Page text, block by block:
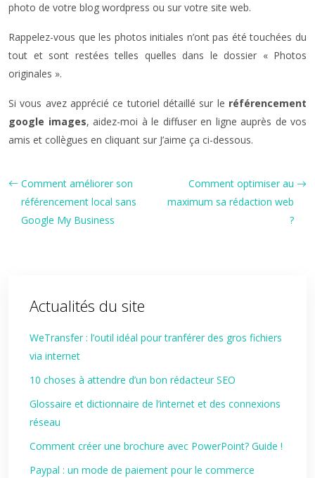
photo de votre blog wordpress ou sur votre site web.
Rappelez-vous que les photos initiales n’ont pas été touchées du
tout et sont restées telles quelles dans le dossier « Photos
originales ».
Si vous avez apprécié ce tutoriel détaillé sur le référencement
google images, aidez-moi à le diffuser en ligne auprès de vos
amis et collègues en cliquant sur J’aime ça ci-dessous.
Comment améliorer son
référencement local sans
Google My Business
Comment optimiser au
maximum sa rédaction web
?
Actualités du site
WeTransfer : l’outil idéal pour tranférer des gros fichiers
via internet
10 choses à attendre d’un bon rédacteur SEO
Glossaire et dictionnaire de l’internet et des connexions
réseau
Comment créer une brochure avec PowerPoint? Guide !
Paypal : un mode de paiement pour le commerce